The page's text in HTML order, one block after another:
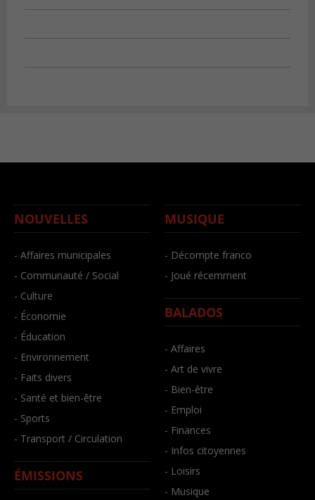
NOUVELLES
- Affaires municipales
- Communauté / Social
- Culture
- Économie
- Éducation
- Environnement
- Faits divers
- Santé et bien-être
- Sports
- Transport / Circulation
ÉMISSIONS
MUSIQUE
- Décompte franco
- Joué récemment
BALADOS
- Affaires
- Art de vivre
- Bien-être
- Emploi
- Finances
- Infos citoyennes
- Loisirs
- Musique